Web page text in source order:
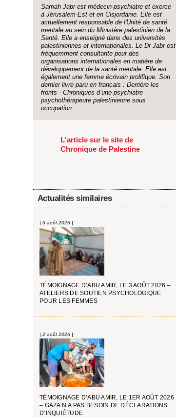
Samah Jabr est médecin-psychiatre et exerce
à Jérusalem-Est et en Cisjordanie. Elle est
actuellement responsable de l'Unité de santé
mentale au sein du Ministère palestinien de la
Santé. Elle a enseigné dans des universités
palestiniennes et internationales. Le Dr Jabr est
fréquemment consultante pour des
organisations internationales en matière de
développement de la santé mentale. Elle est
également une femme écrivain prolifique. Son
dernier livre paru en français : Derrière les
fronts - Chroniques d’une psychiatre
psychothérapeute palestinienne sous
occupation.
L'article sur le site de
Chronique de Palestine
Actualités similaires
| 5 août 2026 |
TÉMOIGNAGE D’ABU AMIR, LE 3 AOÛT 2026 –
ATELIERS DE SOUTIEN PSYCHOLOGIQUE
POUR LES FEMMES
| 2 août 2026 |
TÉMOIGNAGE D’ABU AMIR, LE 1ER AOÛT 2026
– GAZA N’A PAS BESOIN DE DÉCLARATIONS
D’INQUIÉTUDE